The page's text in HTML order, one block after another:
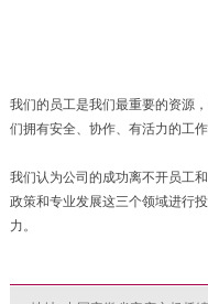
我们的员工是我们最重要的资源
们拥有安全、协作、有活力的工作
我们认为公司的成功离不开员工
政策和专业发展这三个领域进行
力。